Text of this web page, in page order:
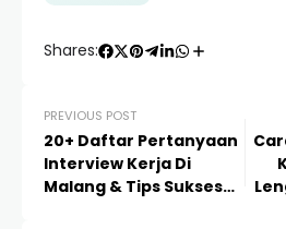
Shares:
PREVIOUS POST
20+ Daftar Pertanyaan
Interview Kerja Di
Malang & Tips Sukses